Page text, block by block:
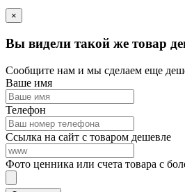
×
Вы видели такой же товар
Сообщите нам и мы сделаем еще
Ваше имя
Телефон
Ссылка на сайт с товаром дешевле
Фото ценника или счета товара с